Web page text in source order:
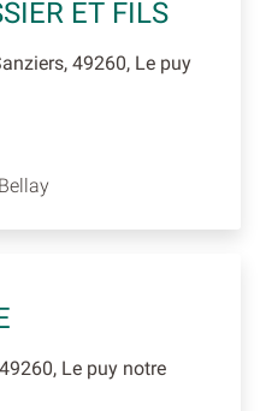
ET FILS
49260, Le puy
Le puy notre